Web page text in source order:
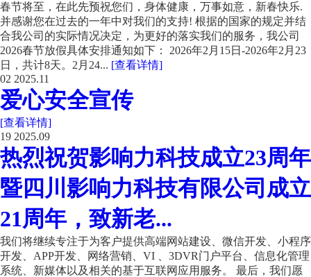
春节将至，在此先预祝您们，身体健康，万事如意，新春快乐.
并感谢您在过去的一年中对我们的支持! 根据的国家的规定并结
合我公司的实际情况决定，为更好的落实我们的服务，我公司
2026春节放假具体安排通知如下： 2026年2月15日-2026年2月23
日，共计8天。2月24... [查看详情]
02 2025.11
爱心安全宣传
[查看详情]
19 2025.09
热烈祝贺影响力科技成立23周年
暨四川影响力科技有限公司成立
21周年，致新老...
我们将继续专注于为客户提供高端网站建设、微信开发、小程序
开发、APP开发、网络营销、VI 、3DVR门户平台、信息化管理
系统、新媒体以及相关的基于互联网应用服务。 最后，我们愿